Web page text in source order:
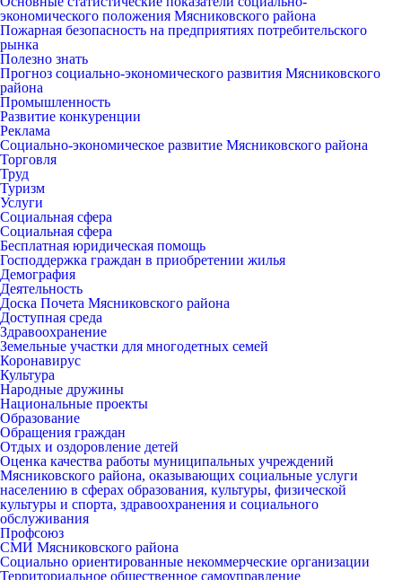
экономического положения Мясниковского района
Пожарная безопасность на предприятиях потребительского
рынка
Полезно знать
Прогноз социально-экономического развития Мясниковского
района
Промышленность
Развитие конкуренции
Реклама
Социально-экономическое развитие Мясниковского района
Торговля
Труд
Туризм
Услуги
Социальная сфера
Социальная сфера
Бесплатная юридическая помощь
Господдержка граждан в приобретении жилья
Демография
Деятельность
Доска Почета Мясниковского района
Доступная среда
Здравоохранение
Земельные участки для многодетных семей
Коронавирус
Культура
Народные дружины
Национальные проекты
Образование
Обращения граждан
Отдых и оздоровление детей
Оценка качества работы муниципальных учреждений
Мясниковского района, оказывающих социальные услуги
населению в сферах образования, культуры, физической
культуры и спорта, здравоохранения и социального
обслуживания
Профсоюз
СМИ Мясниковского района
Социально ориентированные некоммерческие организации
Территориальное общественное самоуправление